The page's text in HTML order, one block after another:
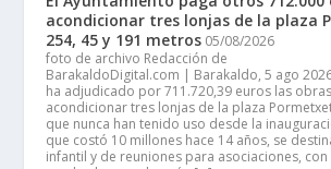
acondicionar tres lonjas de la plaza
254, 45 y 191 metros 05/08/2026
foto de archivo Redacción de
BarakaldoDigital.com | Barakaldo, 5 ago
ha adjudicado por 711.720,39 euros las
acondicionar tres lonjas de la plaza
que nunca han tenido uso desde la
que costó 10 millones hace 14 años, se
infantil y de reuniones para asociaciones,